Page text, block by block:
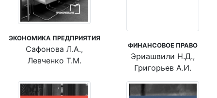
ЭКОНОМИКА ПРЕДПРИЯТИЯ
Сафонова Л.А.,
Левченко Т.М.
ФИНАНСОВОЕ ПРАВО
Эриашвили Н.Д.,
Григорьев А.И.